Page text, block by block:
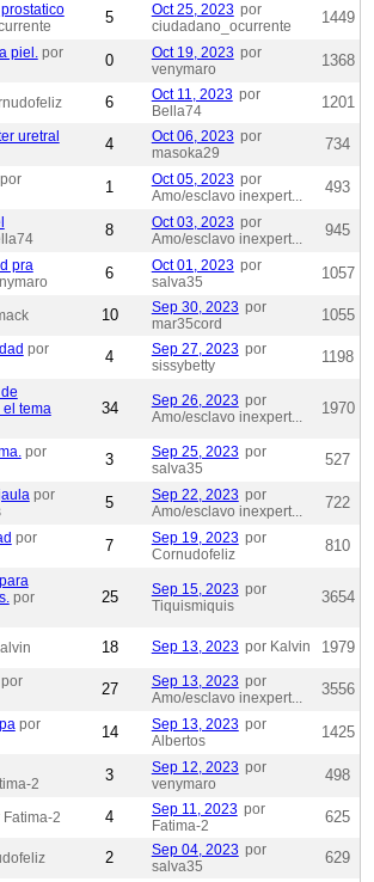
5 Oct 25, 2023 por
ciudadano_ocurrente
1449
piel. por
0 Oct 19, 2023 por
venymaro
1368
6 Oct 11, 2023 por
Bella74
1201
uretral
4 Oct 06, 2023 por
masoka29
734
por
1 Oct 05, 2023 por
Amo/esclavo inexpert...
493
8 Oct 03, 2023 por
Amo/esclavo inexpert...
945
pra
6 Oct 01, 2023 por
salva35
1057
10 Sep 30, 2023 por
mar35cord
1055
por
4 Sep 27, 2023 por
sissybetty
1198
tema
34 Sep 26, 2023 por
Amo/esclavo inexpert...
1970
por
3 Sep 25, 2023 por
salva35
527
por
5 Sep 22, 2023 por
Amo/esclavo inexpert...
722
por
7 Sep 19, 2023 por
Cornudofeliz
810
por
25 Sep 15, 2023 por
Tiquismiquis
3654
18 Sep 13, 2023 por Kalvin 1979
por
27 Sep 13, 2023 por
Amo/esclavo inexpert...
3556
por
14 Sep 13, 2023 por
Albertos
1425
2 3 Sep 12, 2023 por
venymaro
498
Fatima-2 4 Sep 11, 2023 por
Fatima-2
625
2 Sep 04, 2023 por
salva35
629